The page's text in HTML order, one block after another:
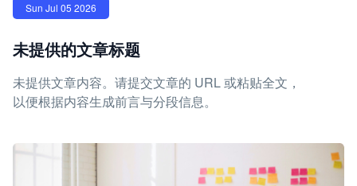
Sun Jul 05 2026
未提供的文章标题
未提供文章内容。请提交文章的 URL 或粘贴全文，
以便根据内容生成前言与分段信息。